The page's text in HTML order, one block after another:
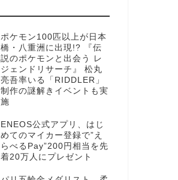
ポケモン100匹以上が日本
橋・八重洲に出現!? 『伝
説のポケモンと出会う レ
ジェンドリサーチ』 松丸
亮吾率いる「RIDDLER」
制作の謎解きイベントも実
施
ENEOS公式アプリ、はじ
めてのマイカー登録で”え
らべるPay”200円相当を先
着20万人にプレゼント